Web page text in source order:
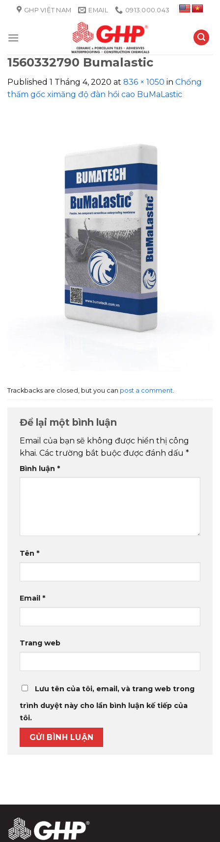
GHP VIỆT NAM EMAIL 0913.000.043
1560332790 Bumalastic
Published 1 Tháng 4, 2020 at 836 × 1050 in Chống
thấm gốc ximăng độ đàn hồi cao BuMaLastic
Trackbacks are closed, but you can post a comment.
Để lại một bình luận
Email của bạn sẽ không được hiển thị công
khai. Các trường bắt buộc được đánh dấu *
Bình luận *
Tên *
Email *
Trang web
Lưu tên của tôi, email, và trang web trong
trình duyệt này cho lần bình luận kế tiếp của
tôi.